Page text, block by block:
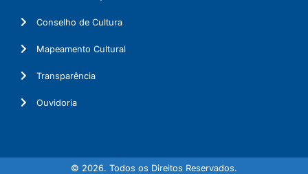
Conselho de Cultura
Mapeamento Cultural
Transparência
Ouvidoria
© 2026. Todos os Direitos Reservados.